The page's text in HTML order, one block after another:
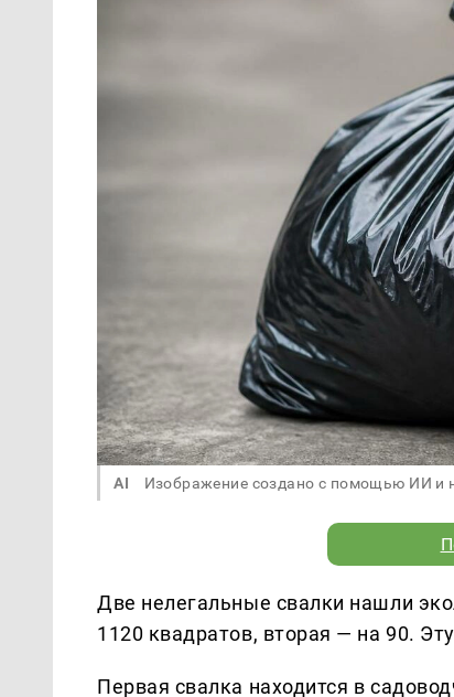
AI Изображение создано с помощью ИИ и
Две нелегальные свалки нашли
1120 квадратов, вторая — на 90.
Первая свалка находится в